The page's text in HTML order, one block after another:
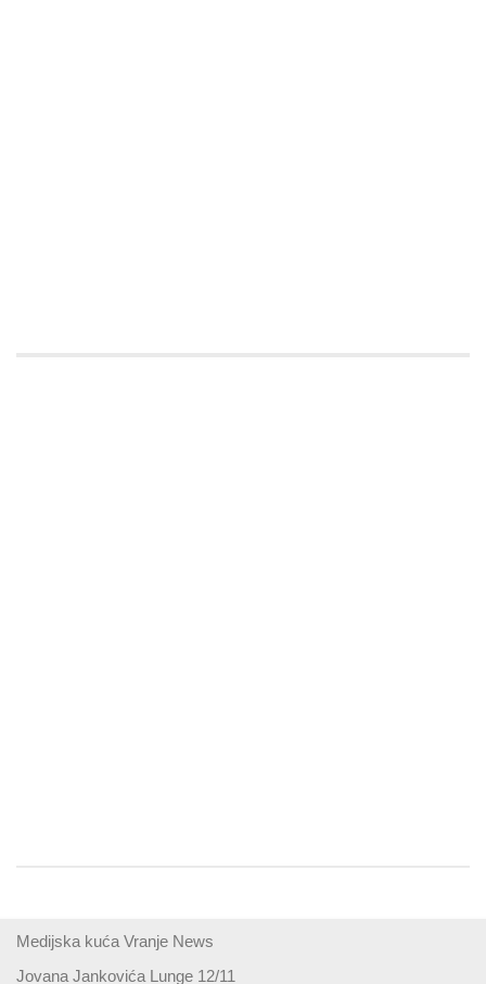
Medijska kuća Vranje News
Jovana Jankovića Lunge 12/11